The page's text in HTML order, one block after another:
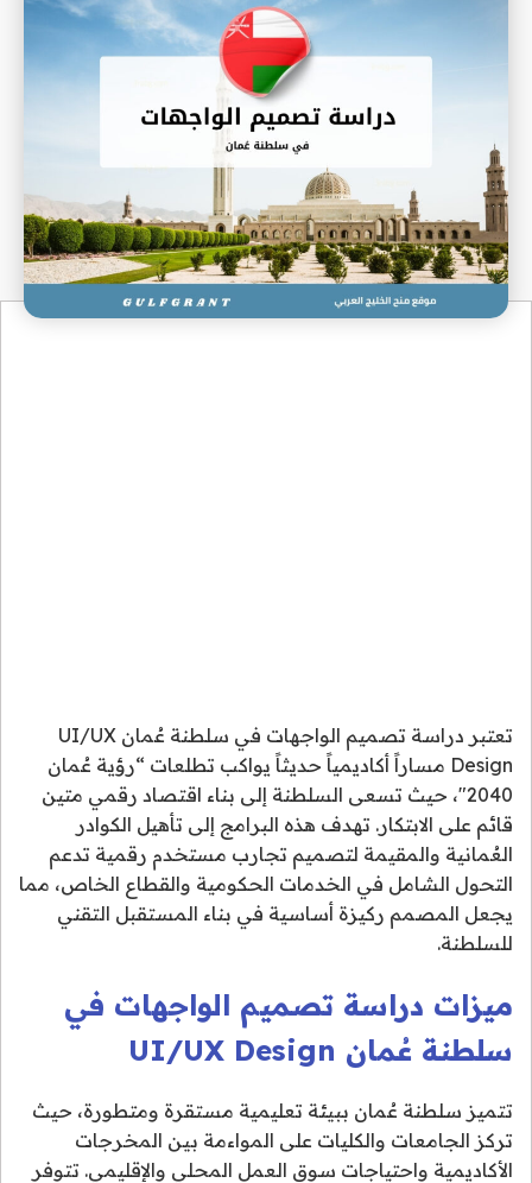
تعتبر دراسة تصميم الواجهات في سلطنة عُمان UI/UX
Design مساراً أكاديمياً حديثاً يواكب تطلعات “رؤية عُمان
2040″، حيث تسعى السلطنة إلى بناء اقتصاد رقمي متين
قائم على الابتكار. تهدف هذه البرامج إلى تأهيل الكوادر
العُمانية والمقيمة لتصميم تجارب مستخدم رقمية تدعم
التحول الشامل في الخدمات الحكومية والقطاع الخاص، مما
يجعل المصمم ركيزة أساسية في بناء المستقبل التقني
للسلطنة.
ميزات دراسة تصميم الواجهات في
سلطنة عُمان UI/UX Design
تتميز سلطنة عُمان ببيئة تعليمية مستقرة ومتطورة، حيث
تركز الجامعات والكليات على المواءمة بين المخرجات
الأكاديمية واحتياجات سوق العمل المحلي والإقليمي. تتوفر